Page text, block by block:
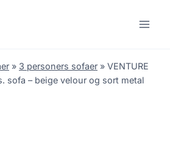
» 3 personers sofaer » VENTURE
sofa – beige velour og sort metal